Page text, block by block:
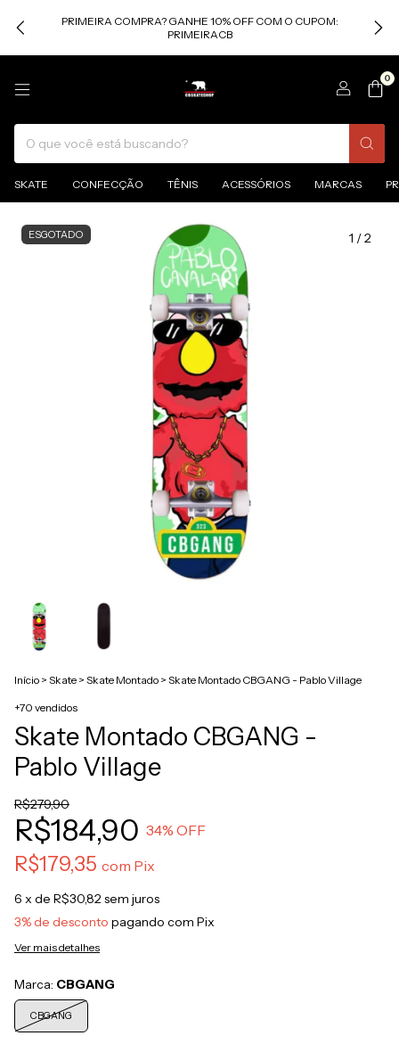
PRIMEIRA COMPRA? GANHE 10% OFF COM O CUPOM:
PRIMEIRACB
0
SKATE CONFECÇÃO TÊNIS ACESSÓRIOS MARCAS
ESGOTADO 1 /2
Início > Skate > Skate Montado > Skate Montado CBGANG - Pablo Village
+70 vendidos
Skate Montado CBGANG -
Pablo Village
R$279,90
R$184,90 34% OFF
R$179,35 com Pix
6 x de R$30,82sem juros
3% de desconto pagando com Pix
Ver mais detalhes
Marca: CBGANG
CBGANG